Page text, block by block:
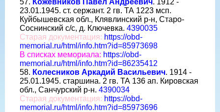
57. Кожевников Павел Андреевич. 1912 -
23.01.1945. ст. сержант. 2 гв. ТА 1223 мсп.
Куйбышевская обл., Клявлинский р-н, Старо-
Соснинский с/с, д. Ключевка. 4390035
Старая документация: https://obd-
memorial.ru/html/info.htm?id=85973698
В списках мемориала: https://obd-
memorial.ru/html/info.htm?id=86235412
58. Колесников Аркадий Васильевич. 1914 -
25.01.1945. старшина. 2 гв. ТА 136 ап. Кировская
обл., Санчурский р-н. 4390034
Старая документация: https://obd-
memorial.ru/html/info.htm?id=85973696